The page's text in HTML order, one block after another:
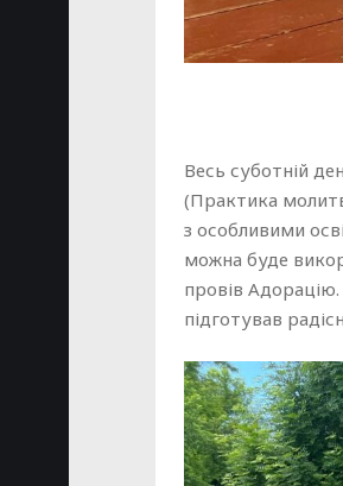
Весь суботній
(Практика
з особливими
можна буде
провів
підготував